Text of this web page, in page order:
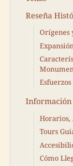
Reseña
Orígenes
Horarios,
Tours
Cómo